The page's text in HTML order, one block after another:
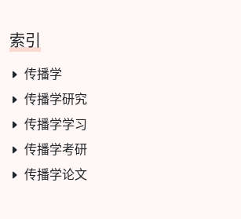
索引
传播学
传播学研究
传播学学习
传播学考研
传播学论文